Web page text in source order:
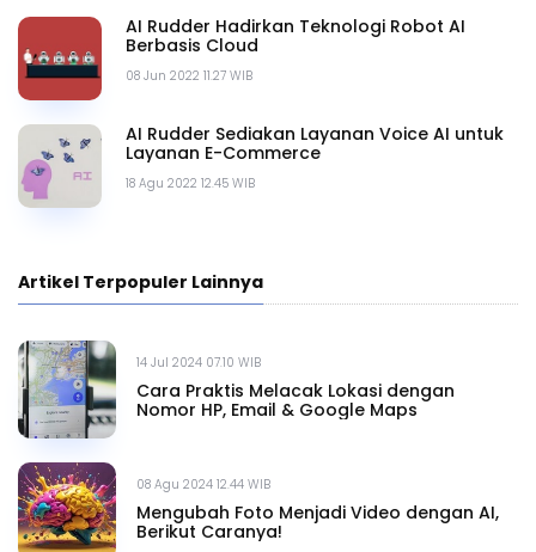
08 Jun 2022 11.27 WIB
AI Rudder Hadirkan Teknologi Robot AI
Berbasis Cloud
18 Agu 2022 12.45 WIB
AI Rudder Sediakan Layanan Voice AI untuk
Layanan E-Commerce
Artikel Terpopuler Lainnya
14 Jul 2024 07.10 WIB
Cara Praktis Melacak Lokasi dengan
Nomor HP, Email & Google Maps
08 Agu 2024 12.44 WIB
Mengubah Foto Menjadi Video dengan AI,
Berikut Caranya!